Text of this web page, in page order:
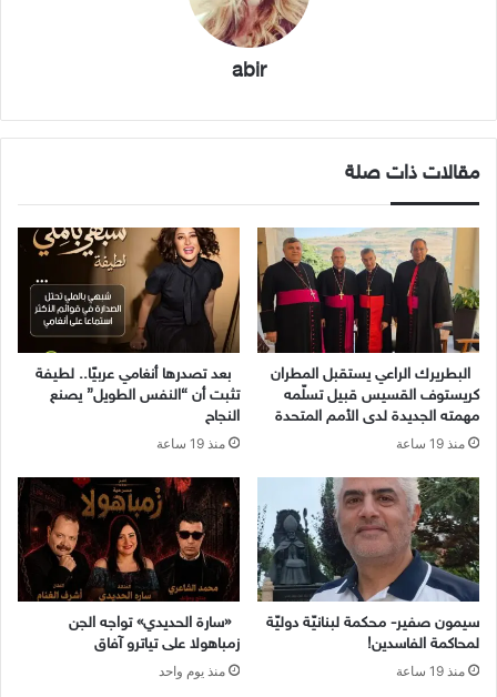
abir
مقالات ذات صلة
البطريرك الراعي يستقبل المطران
كريستوف القسيس قبيل تسلّمه
مهمته الجديدة لدى الأمم المتحدة
منذ 19 ساعة
بعد تصدرها أنغامي عربيًا.. لطيفة
تثبت أن “النفس الطويل” يصنع
النجاح
منذ 19 ساعة
سيمون صفير- محكمة لبنانيّة دوليّة
لمحاكمة الفاسدين!
منذ 19 ساعة
«سارة الحديدي» تواجه الجن
زمباهولا على تياترو آفاق
منذ يوم واحد